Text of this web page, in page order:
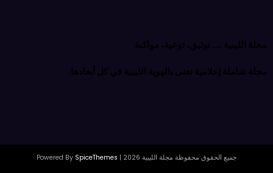
مجلة الليبية …. توثيق، توعية، مواكبة
مجلة شاملة إعلامية تعنى بالهوية الليبية في كل أبعادها.
جميع الحقوق محفوظة مجلة الليبية 2026 | Powered By SpiceThemes